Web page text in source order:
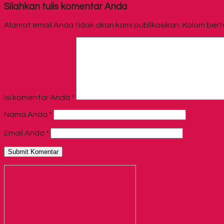
Silahkan tulis komentar Anda
Alamat email Anda tidak akan kami publikasikan. Kolom
Isi komentar Anda *
Nama Anda *
Email Anda *